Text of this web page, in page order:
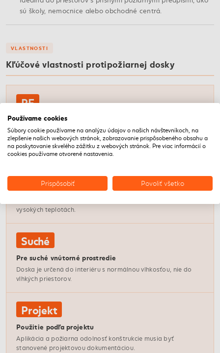
sú školy, nemocnice alebo obchodné centrá.
VLASTNOSTI
Kľúčové vlastnosti protipožiarnej dosky
RF
Označenie protipožiarna
Skratka RF znamená zvýšenú požiarnu odolnosť vďaka sklenej
výstuži v jadre.
Sklená výstuž v jadre
vysokých teplotách.
Suché
Pre suché vnútorné prostredie
Doska je určená do interiéru s normálnou vlhkosťou, nie do
vlhkých priestorov.
Projekt
Použitie podľa projektu
Aplikácia a požiarna odolnosť konštrukcie musia byť
stanovené projektovou dokumentáciou.
Používame cookies
Súbory cookie používame na analýzu údajov o našich návštevníkoch, na
zlepšenie našich webových stránok, zobrazovanie prispôsobeného obsahu a
na poskytovanie skvelého zážitku z webových stránok. Pre viac informácií o
cookies používame otvorené nastavenia.
Prispôsobiť Povoliť všetko